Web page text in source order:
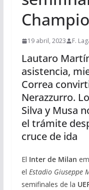
19 abril, 2023 F.
Lautaro
asistencia,
Correa
Nerazzurro.
Silva y Musa
el trámite
cruce de ida
El Inter de Milan
el Estadio Giuseppe
semifinales de la